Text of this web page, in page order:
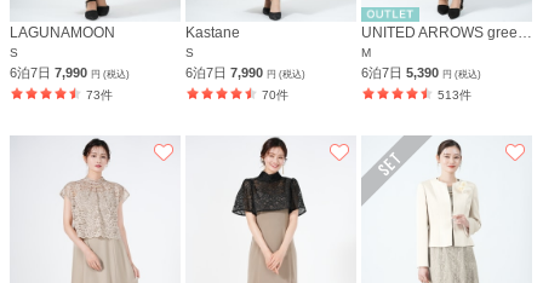
LAGUNAMOON
S
6泊7日 7,990 円 (税込)
73件
Kastane
S
6泊7日7,990円 (税込)
70件
UNITED ARROWS green label relaxing
M
6泊7日5,390円 (税込)
513件